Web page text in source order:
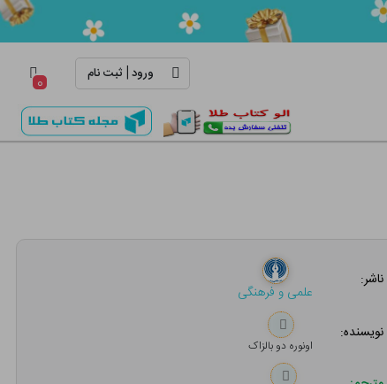
ورود| ثبت نام ۰
ناشر:
علمی و فرهنگی
نویسنده:
اونوره دو بالزاک